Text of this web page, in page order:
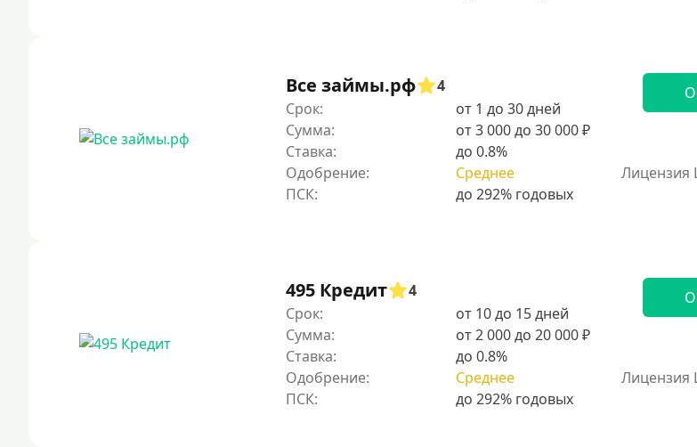
Все займы.рф
4
Срок:
от 1 до 30 дней
Сумма:
от 3 000 до 30 000 ₽
Ставка:
до 0.8%
Одобрение:
Среднее
Лицензия
495 Кредит
4
Срок:
от 10 до 15 дней
Сумма:
от 2 000 до 20 000 ₽
Ставка:
до 0.8%
Одобрение:
Среднее
Лицензия